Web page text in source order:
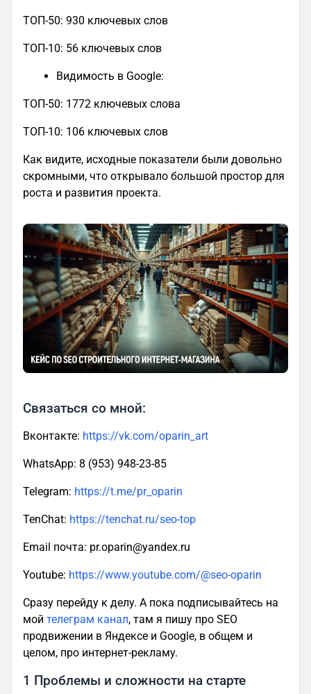
ТОП-50: 930 ключевых слов
ТОП-10: 56 ключевых слов
Видимость в Google:
ТОП-50: 1772 ключевых слова
ТОП-10: 106 ключевых слов
Как видите, исходные показатели были довольно
скромными, что открывало большой простор для
роста и развития проекта.
Связаться со мной:
Вконтакте: https://vk.com/oparin_art
WhatsApp: 8 (953) 948-23-85
Telegram: https://t.me/pr_oparin
TenChat: https://tenchat.ru/seo-top
Email почта: pr.oparin@yandex.ru
Youtube: https://www.youtube.com/@seo-oparin
Сразу перейду к делу. А пока подписывайтесь на
мой телеграм канал, там я пишу про SEO
продвижении в Яндексе и Google, в общем и
целом, про интернет-рекламу.
1 Проблемы и сложности на старте